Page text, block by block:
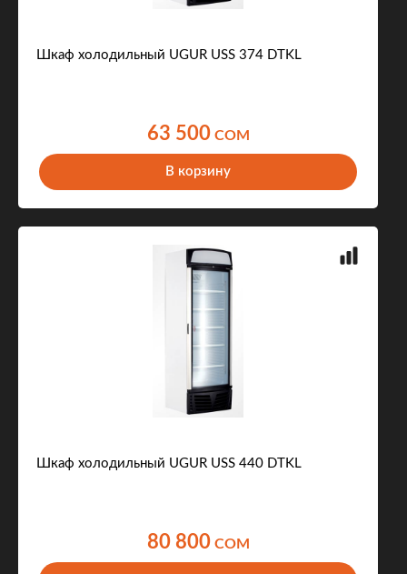
Шкаф холодильный UGUR USS 374 DTKL
63 500COM
В корзину
Шкаф холодильный UGUR USS 440 DTKL
80 800COM